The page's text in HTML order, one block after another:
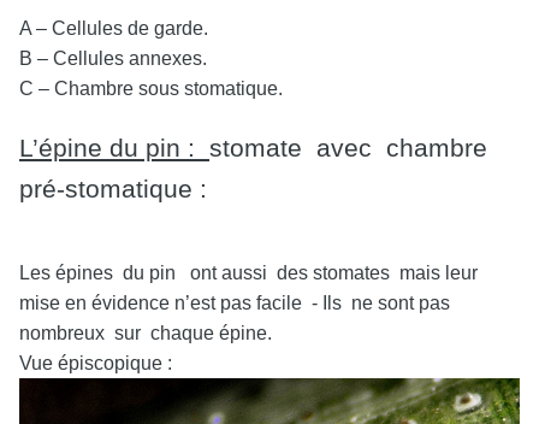
A – Cellules de garde.
B – Cellules annexes.
C – Chambre sous stomatique.
L’épine du pin : stomate avec chambre
pré-stomatique :
Les épines du pin ont aussi des stomates mais leur
mise en évidence n’est pas facile - Ils ne sont pas
nombreux sur chaque épine.
Vue épiscopique :